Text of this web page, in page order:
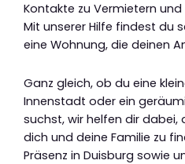
Kontakte zu Vermietern
Mit unserer Hilfe findest du
eine Wohnung, die deinen
Ganz gleich, ob du eine
Innenstadt oder ein
suchst, wir helfen dir
dich und deine Familie zu
Präsenz in Duisburg sowie